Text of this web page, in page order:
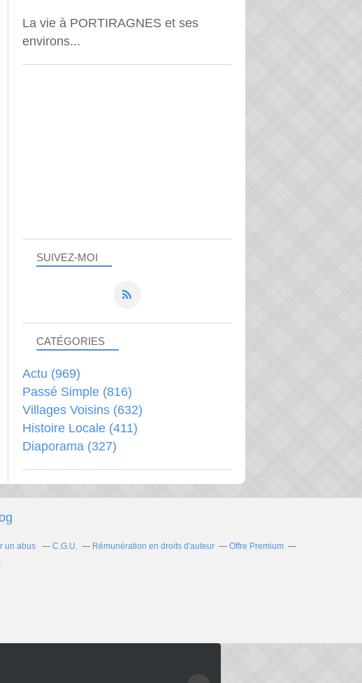
SUIVEZ-MOI
La vie à PORTIRAGNES et ses
environs...
CATÉGORIES
Actu (969)
Passé Simple (816)
Villages Voisins (632)
Histoire Locale (411)
Diaporama (327)
un abus C.G.U. Rémunération en droits d'auteur
Offre Premium